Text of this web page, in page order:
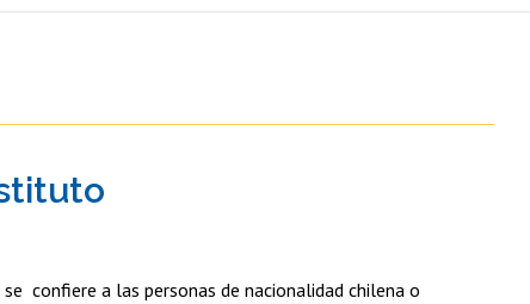
Estudios Internacionales
se confiere a las personas de nacionalidad chilena o